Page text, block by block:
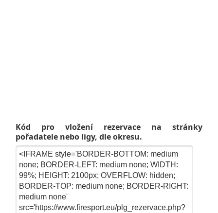
Kód pro vložení rezervace na stránky
pořadatele nebo ligy, dle okresu.